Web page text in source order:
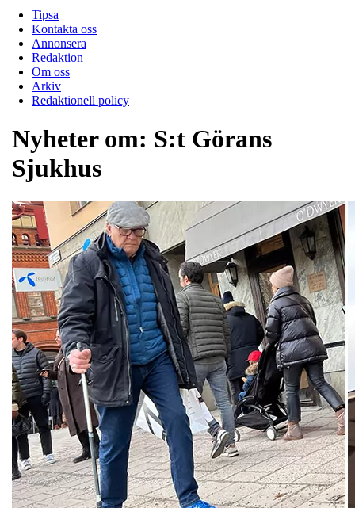
Tipsa
Kontakta oss
Annonsera
Redaktion
Om oss
Arkiv
Redaktionell policy
Nyheter om: S:t Görans
Sjukhus